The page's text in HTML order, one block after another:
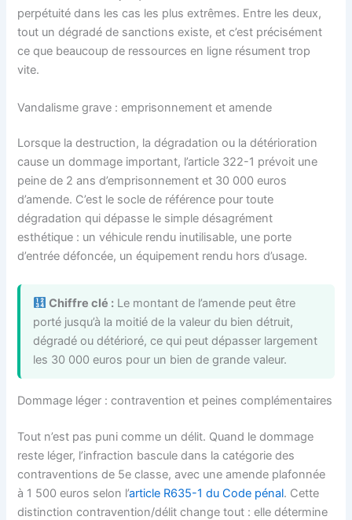
perpétuité dans les cas les plus extrêmes. Entre les deux,
tout un dégradé de sanctions existe, et c’est précisément
ce que beaucoup de ressources en ligne résument trop
vite.
Vandalisme grave : emprisonnement et amende
Lorsque la destruction, la dégradation ou la détérioration
cause un dommage important, l’article 322-1 prévoit une
peine de 2 ans d’emprisonnement et 30 000 euros
d’amende. C’est le socle de référence pour toute
dégradation qui dépasse le simple désagrément
esthétique : un véhicule rendu inutilisable, une porte
d’entrée défoncée, un équipement rendu hors d’usage.
Chiffre clé : Le montant de l’amende peut être
porté jusqu’à la moitié de la valeur du bien détruit,
dégradé ou détérioré, ce qui peut dépasser largement
les 30 000 euros pour un bien de grande valeur.
Dommage léger : contravention et peines complémentaires
Tout n’est pas puni comme un délit. Quand le dommage
reste léger, l’infraction bascule dans la catégorie des
contraventions de 5e classe, avec une amende plafonnée
à 1 500 euros selon l’article R635-1 du Code pénal. Cette
distinction contravention/délit change tout : elle détermine